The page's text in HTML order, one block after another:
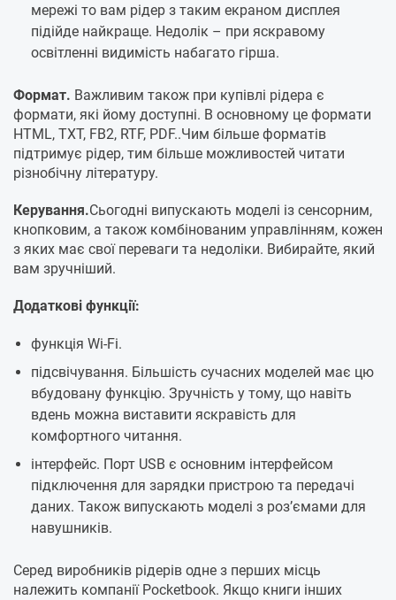
мережі то вам рідер з таким екраном дисплея
підійде найкраще. Недолік – при яскравому
освітленні видимість набагато гірша.
Формат. Важливим також при купівлі рідера є
формати, які йому доступні. В основному це формати
HTML, TXT, FB2, RTF, PDF..Чим більше форматів
підтримує рідер, тим більше можливостей читати
різнобічну літературу.
Керування.Сьогодні випускають моделі із сенсорним,
кнопковим, а також комбінованим управлінням, кожен
з яких має свої переваги та недоліки. Вибирайте, який
вам зручніший.
Додаткові функції:
функція Wi-Fi.
підсвічування. Більшість сучасних моделей має цю
вбудовану функцію. Зручність у тому, що навіть
вдень можна виставити яскравість для
комфортного читання.
інтерфейс. Порт USB є основним інтерфейсом
підключення для зарядки пристрою та передачі
даних. Також випускають моделі з роз’ємами для
навушників.
Серед виробників рідерів одне з перших місць
належить компанії Pocketbook. Якщо книги інших